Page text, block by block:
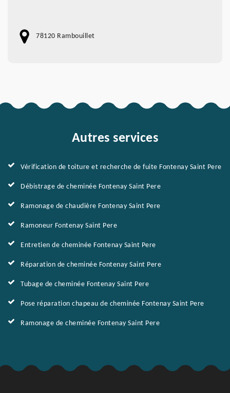
78120 Rambouillet
Autres services
Vérification de toiture et recherche de fuite Fontenay Saint Pere
Débistrage de cheminée Fontenay Saint Pere
Ramonage de chaudière Fontenay Saint Pere
Ramoneur Fontenay Saint Pere
Entretien de cheminée Fontenay Saint Pere
Réparation de cheminée Fontenay Saint Pere
Tubage de cheminée Fontenay Saint Pere
Pose réparation chapeau de cheminée Fontenay Saint Pere
Ramonage de cheminée Fontenay Saint Pere